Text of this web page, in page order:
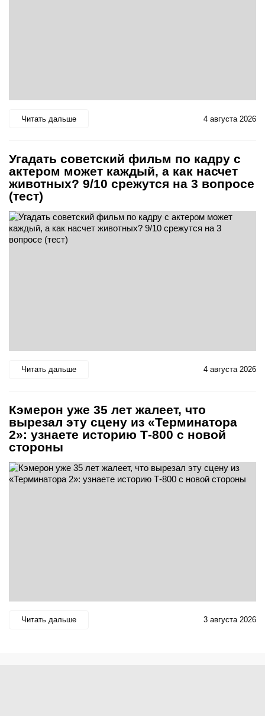
Читать дальше 4 августа 2026
Угадать советский фильм по кадру с
актером может каждый, а как насчет
животных? 9/10 срежутся на 3 вопросе
(тест)
Читать дальше 4 августа 2026
Кэмерон уже 35 лет жалеет, что
вырезал эту сцену из «Терминатора
2»: узнаете историю Т-800 с новой
стороны
Читать дальше 3 августа 2026